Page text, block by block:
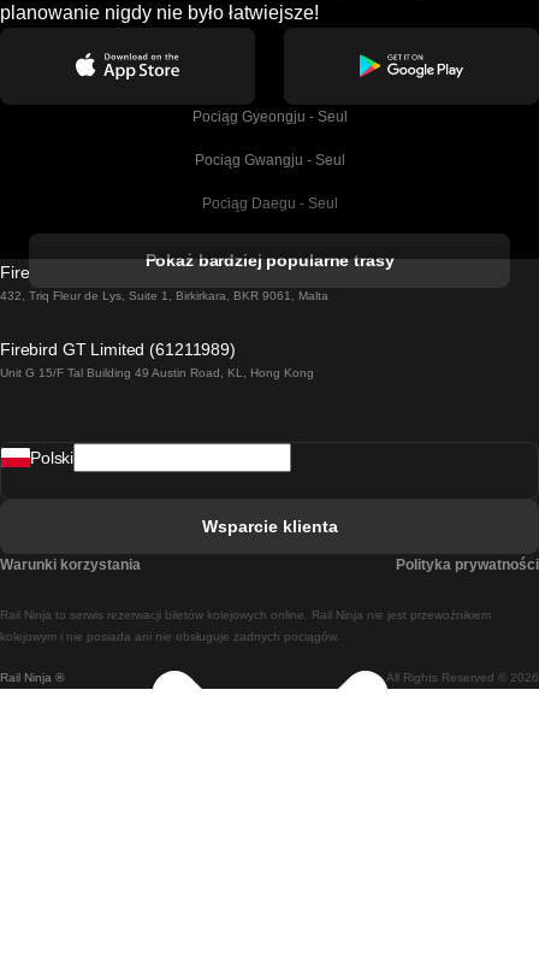
planowanie nigdy nie było łatwiejsze!
Pociąg Gyeongju - Seul
Pociąg Gwangju - Seul
Pociąg Daegu - Seul
Pociąg Dublin - Galway
Pociąg Rzym - Neapol
Pociąg Madryt - Lizbona
Pociąg Madryt - Barcelona
Pokaż bardziej popularne trasy
Firebird GT Limited (OC 1451)
432, Triq Fleur de Lys, Suite 1, Birkirkara, BKR 9061, Malta
Firebird GT Limited (61211989)
Unit G 15/F Tal Building 49 Austin Road, KL, Hong Kong
Rail Ninja ® All Rights Reserved © 2026
Rail Ninja to serwis rezerwacji biletów kolejowych online. Rail Ninja nie jest przewoźnikiem
kolejowym i nie posiada ani nie obsługuje żadnych pociągów.
Polski
Wsparcie klienta
Warunki korzystania Polityka prywatności